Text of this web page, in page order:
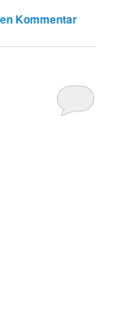
Kommentar